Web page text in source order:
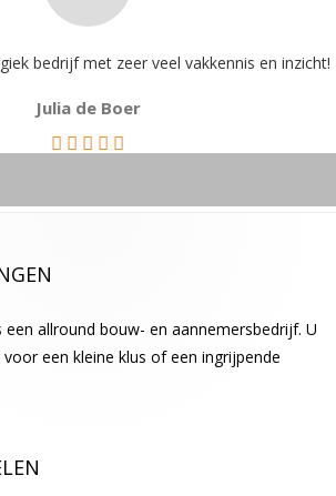
bedrijf met zeer veel vakkennis en inzicht!
Julia de Boer
een allround bouw- en aannemersbedrijf. U
een kleine klus of een ingrijpende